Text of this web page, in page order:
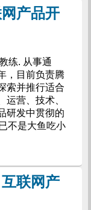
产品开
练. 从事通
，目前负责腾
索并推行适合
运营、技术、
研发中贯彻的
不是大鱼吃小
联网产